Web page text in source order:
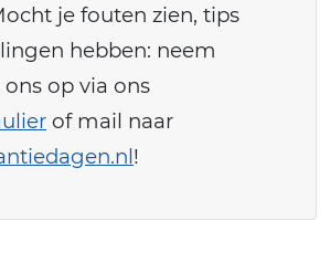
je fouten zien, tips
hebben: neem
op via ons
of mail naar
!